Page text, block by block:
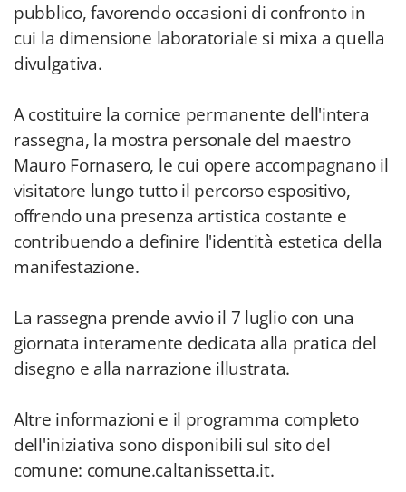
pubblico, favorendo occasioni di confronto in
cui la dimensione laboratoriale si mixa a quella
divulgativa.
A costituire la cornice permanente dell'intera
rassegna, la mostra personale del maestro
Mauro Fornasero, le cui opere accompagnano il
visitatore lungo tutto il percorso espositivo,
offrendo una presenza artistica costante e
contribuendo a definire l'identità estetica della
manifestazione.
La rassegna prende avvio il 7 luglio con una
giornata interamente dedicata alla pratica del
disegno e alla narrazione illustrata.
Altre informazioni e il programma completo
dell'iniziativa sono disponibili sul sito del
comune: comune.caltanissetta.it.